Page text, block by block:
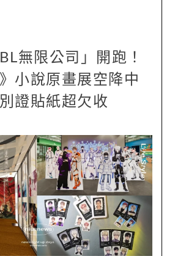
無限公司」開跑！
小說原畫展空降中
證貼紙超欠收